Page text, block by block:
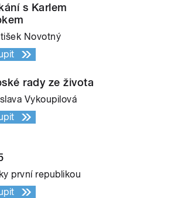
s Karlem
Novotný
rady ze života
Vykoupilová
první republikou